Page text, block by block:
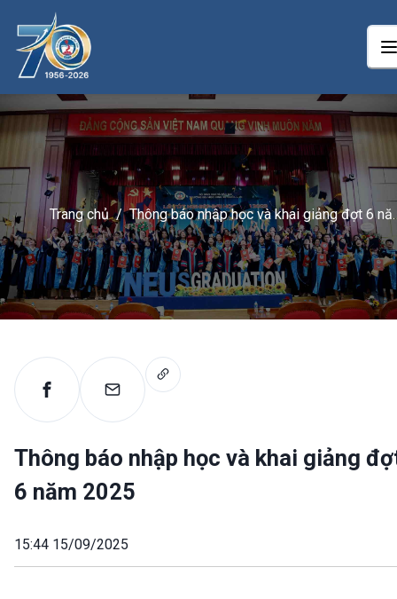
Trang chủ / Thông báo nhập học và khai giảng đợt 6
2025
Thông báo nhập học và khai giảng
6 năm 2025
15:44 15/09/2025